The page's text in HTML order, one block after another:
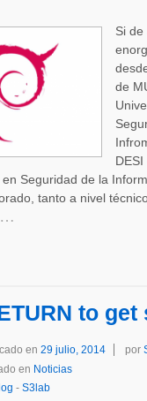
Si de
de
en Seguridad de la
tanto a nivel
…
to get
en 29 julio, 2014 por
en Noticias
- S3lab